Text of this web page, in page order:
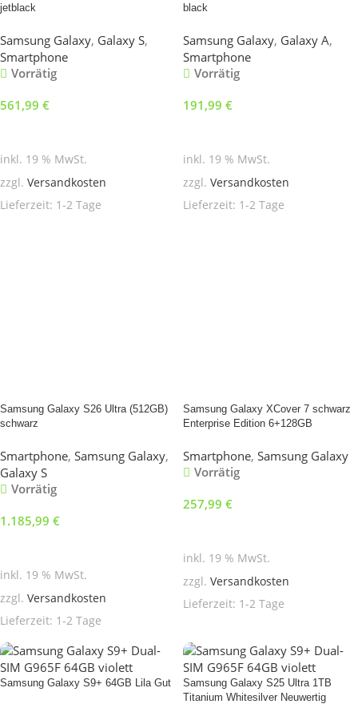
jetblack
Samsung Galaxy, Galaxy S,
Smartphone
Vorrätig
561,99 €
inkl. 19 % MwSt.
zzgl. Versandkosten
Lieferzeit: 1-2 Tage
black
Samsung Galaxy, Galaxy A,
Smartphone
Vorrätig
191,99 €
inkl. 19 % MwSt.
zzgl. Versandkosten
Lieferzeit: 1-2 Tage
Samsung Galaxy S26 Ultra (512GB)
schwarz
Smartphone, Samsung Galaxy,
Galaxy S
Vorrätig
1.185,99 €
inkl. 19 % MwSt.
zzgl. Versandkosten
Lieferzeit: 1-2 Tage
Samsung Galaxy XCover 7 schwarz
Enterprise Edition 6+128GB
Smartphone, Samsung Galaxy
Vorrätig
257,99 €
inkl. 19 % MwSt.
zzgl. Versandkosten
Lieferzeit: 1-2 Tage
Samsung Galaxy S9+ 64GB Lila Gut
Samsung Galaxy S25 Ultra 1TB
Titanium Whitesilver Neuwertig